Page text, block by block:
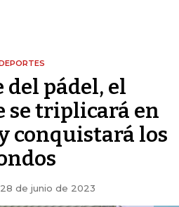
del pádel, el
se triplicará en
conquistará los
de junio de 2023